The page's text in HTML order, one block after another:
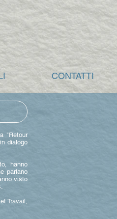
CONTATTI
"Retour
dialogo
hanno
parlano
visto
Travail,